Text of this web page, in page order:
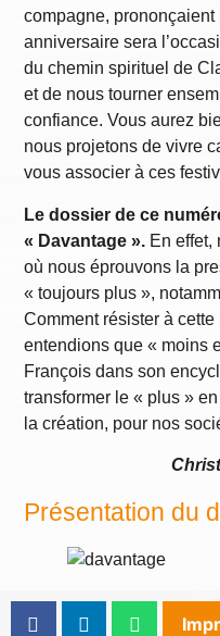
compagne,
anniversaire sera
du chemin spirituel de
et de nous tourner
confiance. Vous aurez
nous projetons de vivre
vous associer à ces
Le dossier de ce
« Davantage ». En effet,
où nous éprouvons la
« toujours plus »,
Comment résister à
entendions que « moins
François dans son
transformer le « plus »
la création, pour nos
Présentation du